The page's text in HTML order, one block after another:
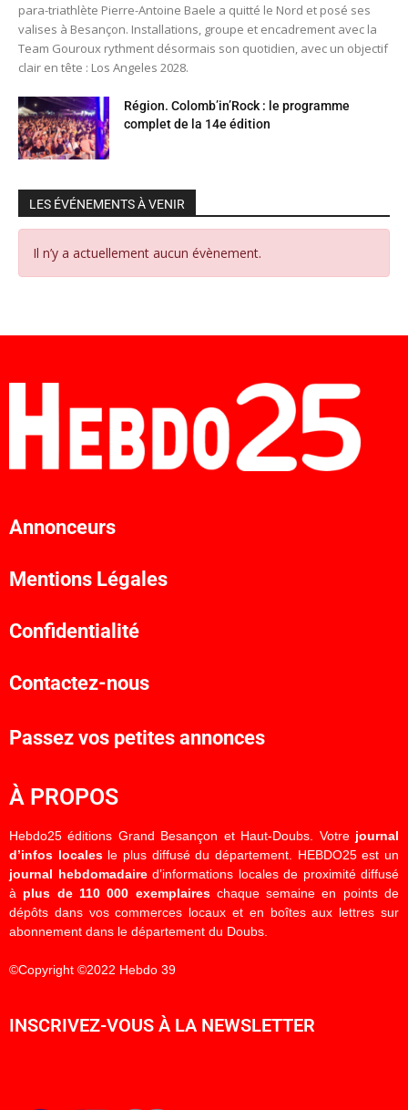
para-triathlète Pierre-Antoine Baele a quitté le Nord et posé ses
valises à Besançon. Installations, groupe et encadrement avec la
Team Gouroux rythment désormais son quotidien, avec un objectif
clair en tête : Los Angeles 2028.
Région. Colomb’in’Rock : le programme
complet de la 14e édition
LES ÉVÉNEMENTS À VENIR
Il n’y a actuellement aucun évènement.
Annonceurs
Mentions Légales
Confidentialité
Contactez-nous
Passez vos petites annonces
À PROPOS
Hebdo25 éditions Grand Besançon et Haut-Doubs. Votre journal
d’infos localesle plus diffusé du département. HEBDO25 est un
journal hebdomadaired’informations locales de proximité diffusé
à plus de 110 000 exemplaireschaque semaine en points de
dépôts dans vos commerces locaux et en boîtes aux lettres sur
abonnement dans le département du Doubs.
©Copyright ©2022 Hebdo 39
INSCRIVEZ-VOUS À LA NEWSLETTER